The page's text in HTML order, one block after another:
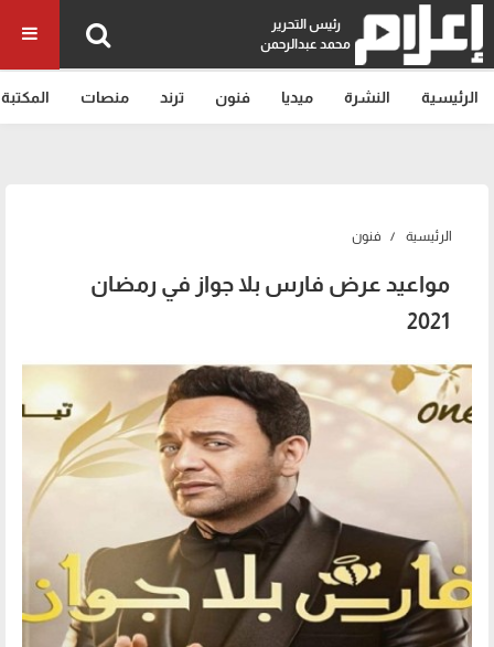
رئيس التحرير
محمد عبدالرحمن
الرئيسية النشرة ميديا فنون ترند منصات المكتبة
الرئيسية فنون
مواعيد عرض فارس بلا جواز في رمضان
2021